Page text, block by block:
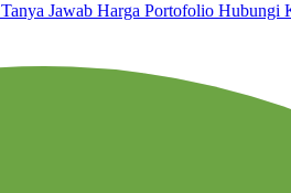
Tanya Jawab Harga Portofolio Hubungi